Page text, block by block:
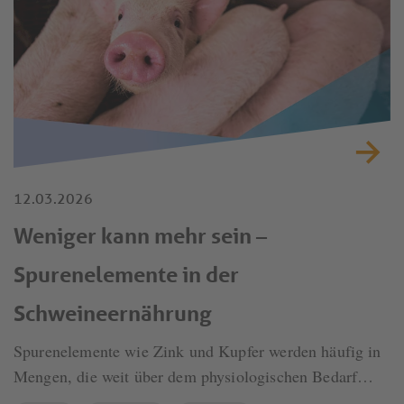
12.03.2026
Weniger kann mehr sein –
Spurenelemente in der
Schweineernährung
Spurenelemente wie Zink und Kupfer werden häufig in
Mengen, die weit über dem physiologischen Bedarf